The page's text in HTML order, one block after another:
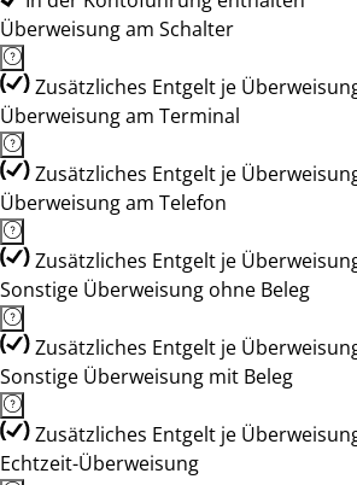
Überweisung am Schalter
Zusätzliches Entgelt je
Überweisung am Terminal
Zusätzliches Entgelt je
Überweisung am Telefon
Zusätzliches Entgelt je
Sonstige Überweisung ohne Beleg
Zusätzliches Entgelt je
Sonstige Überweisung mit Beleg
Zusätzliches Entgelt je
Echtzeit-Überweisung